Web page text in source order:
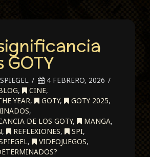
GOTY
4 FEBRERO, 2026
, CINE,
YEAR, GOTY, GOTY 2025,
,
DE LOS GOTY, MANGA,
, REFLEXIONES, SPI,
, VIDEOJUEGOS,